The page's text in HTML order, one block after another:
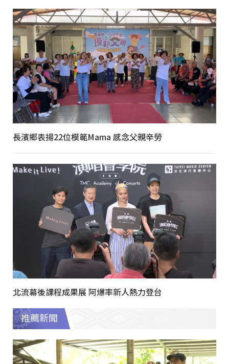
長濱鄉表揚22位模範Mama 感念父親辛勞
北流幕後課程成果展 阿爆率新人熱力登台
推薦新聞